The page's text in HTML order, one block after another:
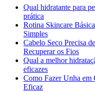
Qual hidratante para
prática
Rotina Skincare
Simples
Cabelo Seco Precisa
Recuperar os Fios
Qual a melhor
eficazes
Como Fazer Unha em
Eficaz